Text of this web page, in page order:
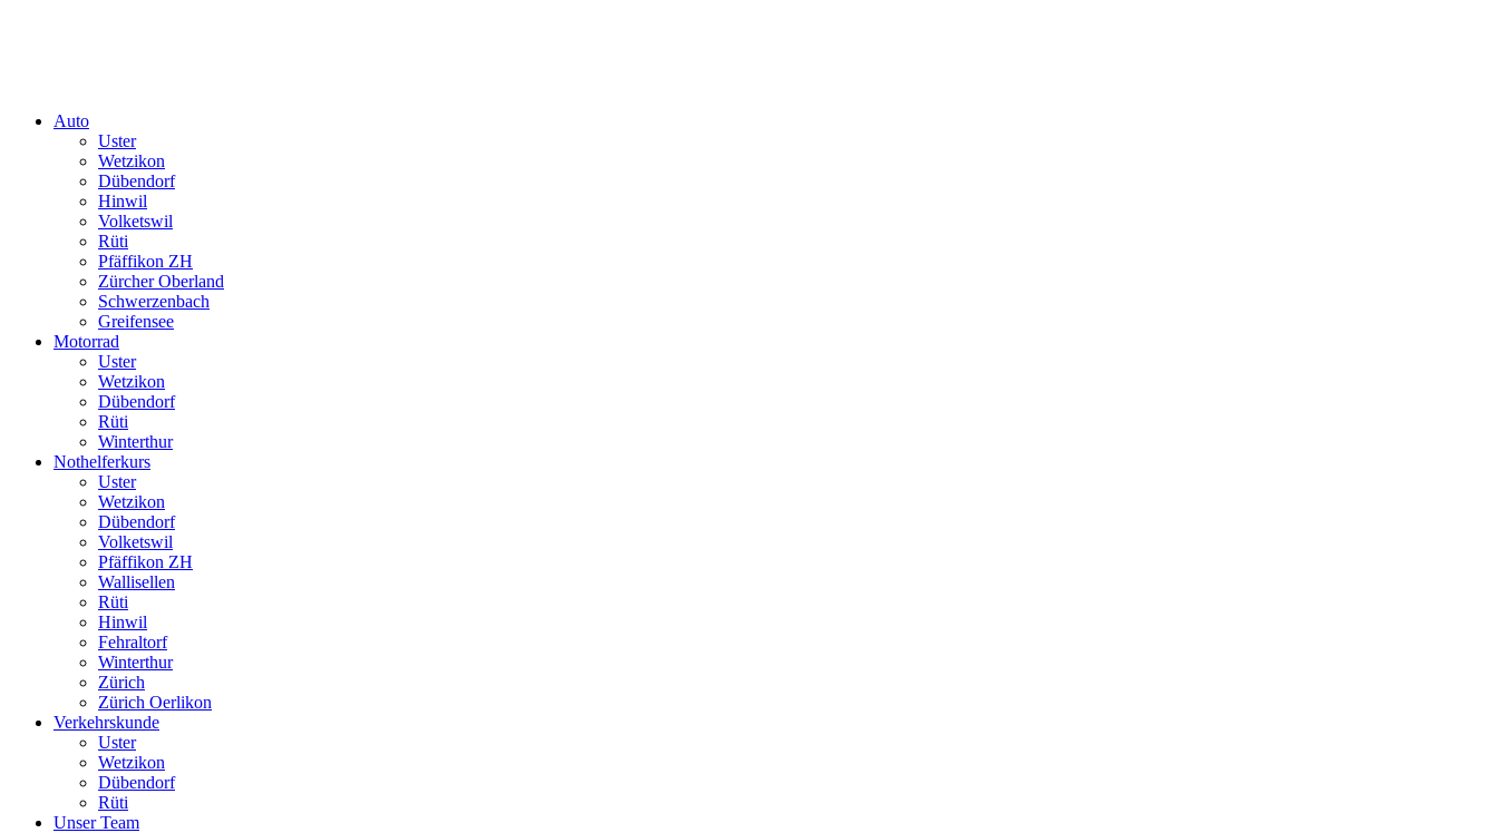
Auto
Uster
Wetzikon
Dübendorf
Hinwil
Volketswil
Rüti
Pfäffikon ZH
Zürcher Oberland
Schwerzenbach
Greifensee
Motorrad
Uster
Wetzikon
Dübendorf
Rüti
Winterthur
Nothelferkurs
Uster
Wetzikon
Dübendorf
Volketswil
Pfäffikon ZH
Wallisellen
Rüti
Hinwil
Fehraltorf
Winterthur
Zürich
Zürich Oerlikon
Verkehrskunde
Uster
Wetzikon
Dübendorf
Rüti
Unser Team